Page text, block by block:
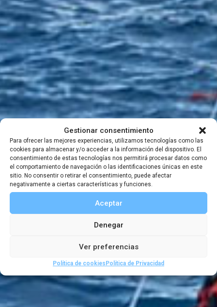
Gestionar consentimiento
Para ofrecer las mejores experiencias, utilizamos tecnologías como las
cookies para almacenar y/o acceder a la información del dispositivo. El
consentimiento de estas tecnologías nos permitirá procesar datos como
el comportamiento de navegación o las identificaciones únicas en este
sitio. No consentir o retirar el consentimiento, puede afectar
negativamente a ciertas características y funciones.
Aceptar
Denegar
Ver preferencias
Política de cookies Política de Privacidad
Tertulias
Antártida SGE
2024
2 ABRIL, 2024 |19:00 -20:30